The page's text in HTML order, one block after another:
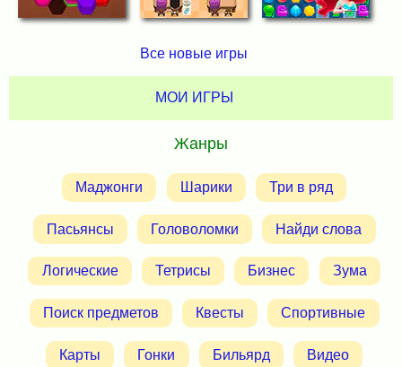
Все новые игры
МОИ ИГРЫ
Жанры
Маджонги Шарики Три в ряд
Пасьянсы Головоломки Найди слова
Логические Тетрисы Бизнес Зума
Поиск предметов Квесты Спортивные
Карты Гонки Бильярд Видео